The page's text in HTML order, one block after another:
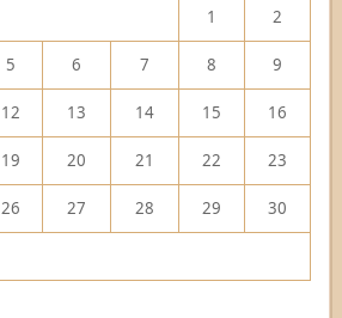
1 2
5 6 7 8 9
12 13 14 15 16
19 20 21 22 23
26 27 28 29 30